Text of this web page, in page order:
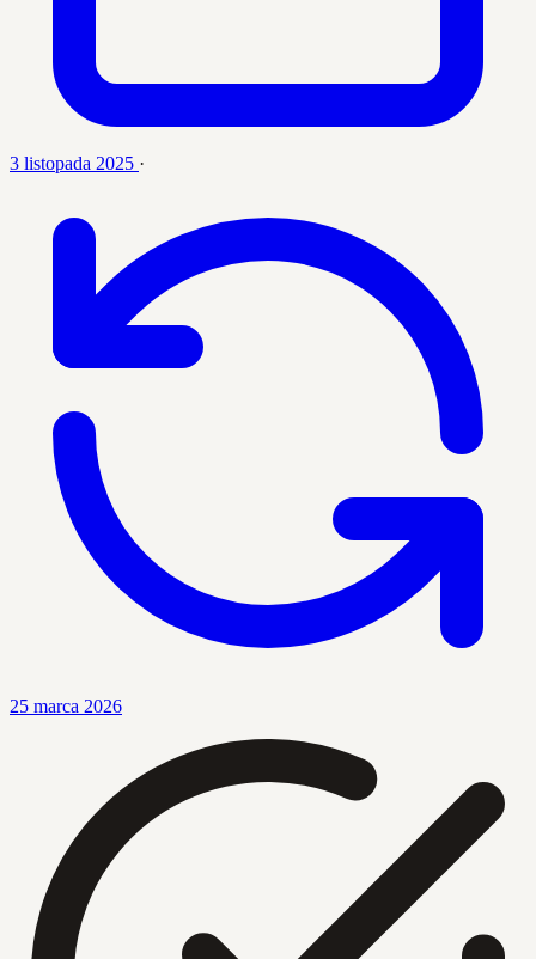
3 listopada 2025 ·
25 marca 2026